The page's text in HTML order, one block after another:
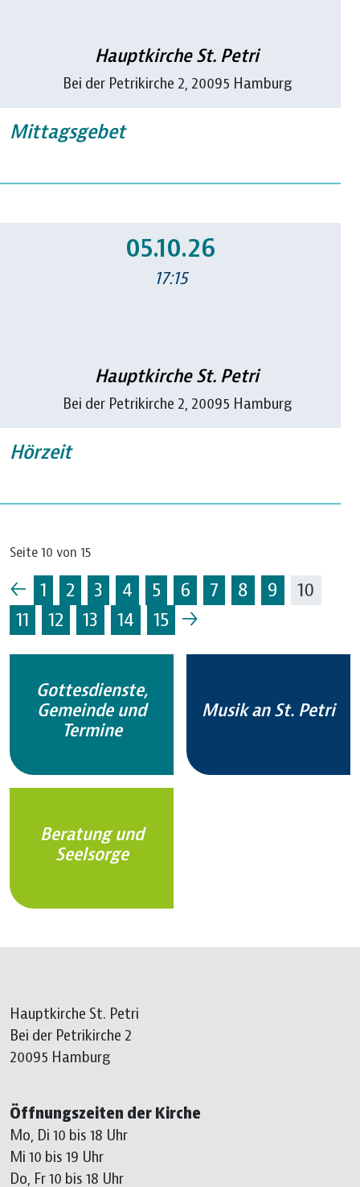
Hauptkirche St. Petri
Bei der Petrikirche 2, 20095 Hamburg
Mittagsgebet
05.10.26
17:15
Hauptkirche St. Petri
Bei der Petrikirche 2, 20095 Hamburg
Hörzeit
Seite 10 von 15
← 1 2 3 4 5 6 7 8 9
10
11
12 13 14 15 →
Gottesdienste,
Gemeinde und
Termine
Musik an St. Petri
Beratung und
Seelsorge
Hauptkirche St. Petri
Bei der Petrikirche 2
20095 Hamburg
Öffnungszeiten der Kirche
Mo, Di 10 bis 18 Uhr
Mi 10 bis 19 Uhr
Do, Fr 10 bis 18 Uhr